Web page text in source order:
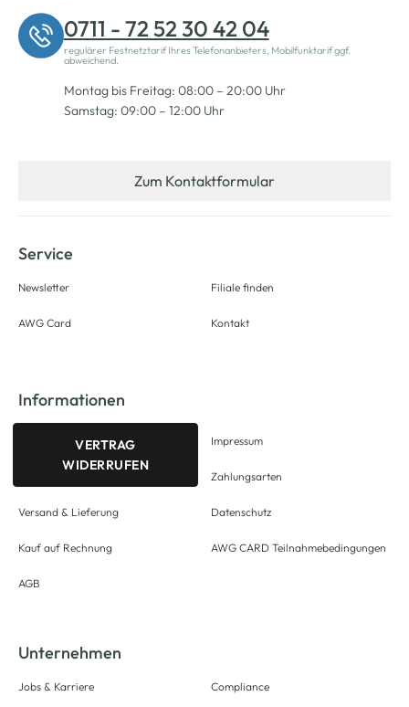
0711 - 72 52 30 42 04
regulärer Festnetztarif Ihres Telefonanbieters, Mobilfunktarif ggf.
abweichend.
Montag bis Freitag: 08:00 – 20:00 Uhr
Samstag: 09:00 – 12:00 Uhr
Zum Kontaktformular
Service
Newsletter
AWG Card
Filiale finden
Kontakt
Informationen
VERTRAG
WIDERRUFEN
Versand & Lieferung
Kauf auf Rechnung
AGB
Impressum
Zahlungsarten
Datenschutz
AWG CARD Teilnahmebedingungen
Unternehmen
Jobs & Karriere Compliance